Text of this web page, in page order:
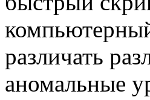
различать
аномальные